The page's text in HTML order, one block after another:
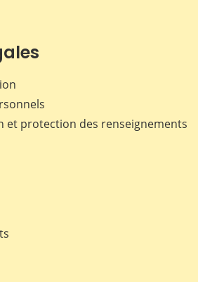
et protection des renseignements